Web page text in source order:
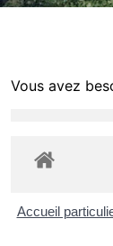
Vous avez
Accueil